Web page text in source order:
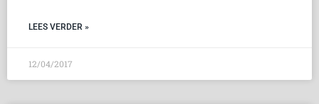
LEES VERDER »
12/04/2017